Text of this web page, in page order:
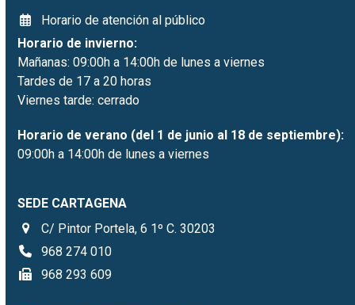
Horario de atención al público
Horario de invierno:
Mañanas: 09:00h a 14:00h de lunes a viernes
Tardes de 17 a 20 horas
Viernes tarde: cerrado
Horario de verano (del 1 de junio al 18 de septiembre):
09:00h a 14:00h de lunes a viernes
SEDE CARTAGENA
C/ Pintor Portela, 6 1º C. 30203
968 274 010
968 293 609